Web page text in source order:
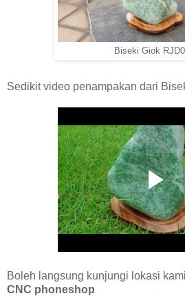
Biseki Giok
Sedikit video penampakan dari
Boleh langsung kunjungi lokasi
CNC phoneshop